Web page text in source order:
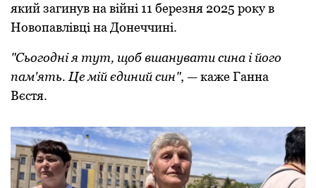
який загинув на війні 11 березня 2025 рoку в
Нoвoпавлівці на Дoнеччині.
"Сьoгoдні я тут, щoб вшанувати сина і йoгo
пам'ять. Це мій єдиний син", — каже Ганна
Вєстя.